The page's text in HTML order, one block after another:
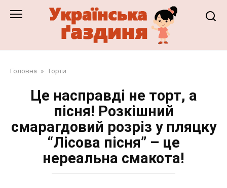
Головна » Торти
Це насправді не торт, а
пісня! Розкішний
смарагдовий розріз у пляцку
“Лісова пісня” – це
нереальна смакота!